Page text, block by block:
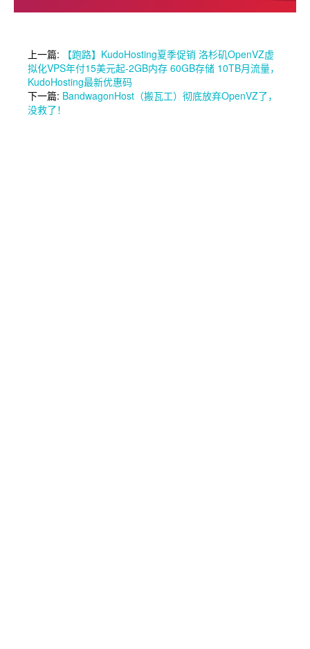
上一篇:
【跑路】KudoHosting夏季促销 洛杉矶OpenVZ虚
拟化VPS年付15美元起-2GB内存 60GB存储 10TB月流量，
KudoHosting最新优惠码
下一篇: BandwagonHost（搬瓦工）彻底放弃OpenVZ了，
没救了！